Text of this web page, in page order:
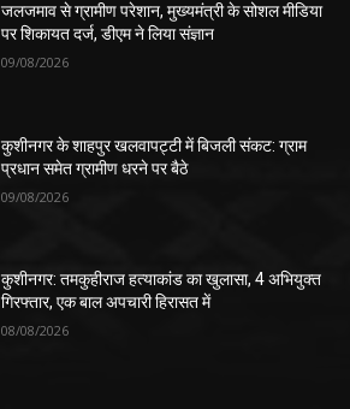
जलजमाव से ग्रामीण परेशान, मुख्यमंत्री के सोशल मीडिया
पर शिकायत दर्ज, डीएम ने लिया संज्ञान
09/08/2026
कुशीनगर के शाहपुर खलवापट्टी में बिजली संकट: ग्राम
प्रधान समेत ग्रामीण धरने पर बैठे
09/08/2026
कुशीनगर: तमकुहीराज हत्याकांड का खुलासा, 4 अभियुक्त
गिरफ्तार, एक बाल अपचारी हिरासत में
08/08/2026